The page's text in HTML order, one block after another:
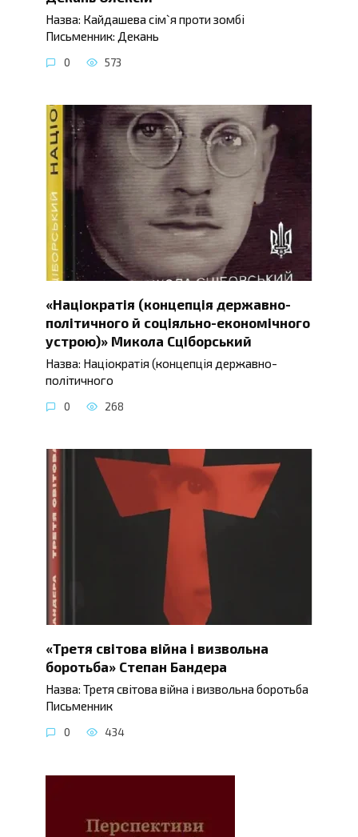
Назва: Кайдашева сім`я проти зомбі
Письменник: Декань
0 573
«Націократія (концепція державно-
політичного й соціяльно-економічного
устрою)» Микола Сціборський
Назва: Націократія (концепція державно-
політичного
0 268
«Третя світова війна і визвольна
боротьба» Степан Бандера
Назва: Третя світова війна і визвольна боротьба
Письменник
0 434